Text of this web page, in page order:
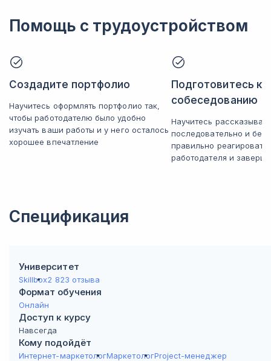
Помощь с трудоустройством
Создадите портфолио
Научитесь оформлять портфолио так,
чтобы работодателю было удобно
изучать ваши работы и у него осталось
хорошее впечатление
Подготовитесь к
собеседованию
Научитесь
последовательно и без
правильно
работодателя и
Спецификация
Университет
Skillbox2 823 отзыва
Формат обучения
Онлайн
Доступ к курсу
Навсегда
Кому подойдёт
Интернет-маркетологМаркетологProject-менеджер